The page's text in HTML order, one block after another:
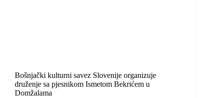
Bošnjački kulturni savez Slovenije organizuje
druženje sa pjesnikom Ismetom Bekrićem u
Domžalama